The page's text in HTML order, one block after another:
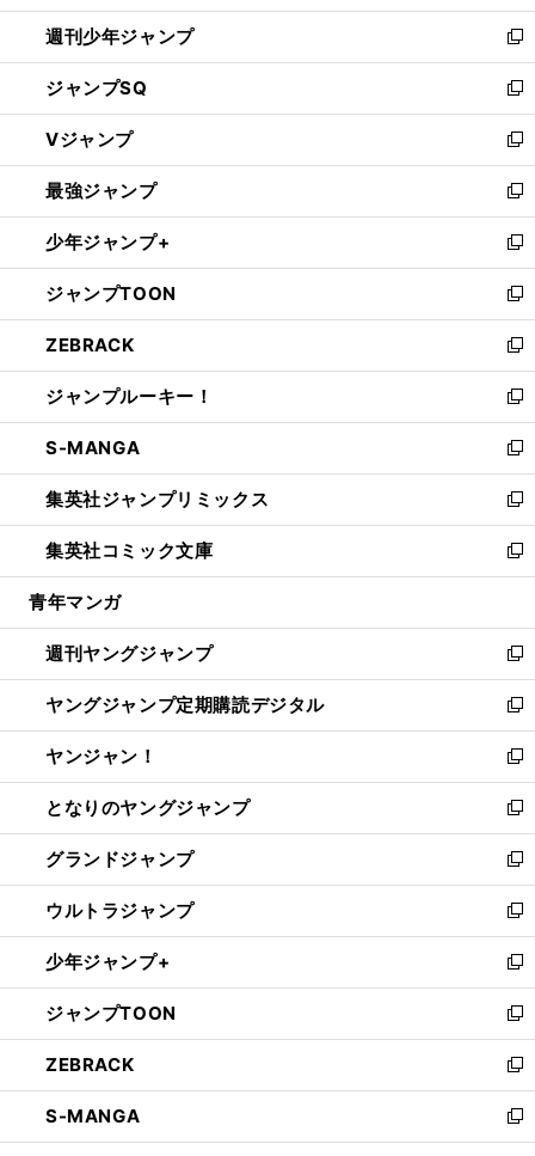
開
く
週刊少年ジャンプ
新
し
い
ウ
ィ
ン
ド
ウ
で
開
く
ジャンプSQ
新
し
い
ウ
ィ
ン
ド
ウ
で
開
く
Vジャンプ
新
し
い
ウ
ィ
ン
ド
ウ
で
開
く
最強ジャンプ
新
し
い
ウ
ィ
ン
ド
ウ
で
開
く
少年ジャンプ+
新
し
い
ウ
ィ
ン
ド
ウ
で
開
く
ジャンプTOON
新
し
い
ウ
ィ
ン
ド
ウ
で
開
く
ZEBRACK
新
し
い
ウ
ィ
ン
ド
ウ
で
開
ジャンプルーキー！
新
し
い
ウ
ィ
ン
ド
ウ
開
く
S-MANGA
新
し
い
ウ
ィ
ン
ウ
で
開
く
集英社ジャンプリミックス
新
し
い
ウ
ン
ド
ウ
で
開
く
集英社コミック文庫
新
し
ウ
ィ
ン
ド
ウ
で
開
く
青年マンガ
週刊ヤングジャンプ
新
し
い
ウ
ィ
ン
ド
ウ
で
開
く
ヤングジャンプ定期購読デジタル
新
し
い
ウ
ィ
ン
ド
ウ
で
開
く
ヤンジャン！
新
し
い
ウ
ィ
ン
ド
ウ
で
開
く
となりのヤングジャンプ
新
し
い
ウ
ィ
ン
ド
ウ
で
開
く
グランドジャンプ
新
し
い
ウ
ィ
ン
ド
ウ
で
開
く
ウルトラジャンプ
新
し
い
ウ
ィ
ン
ド
ウ
で
開
少年ジャンプ+
新
し
い
ウ
ィ
ン
ド
ウ
ジャンプTOON
新
し
い
ウ
ィ
ン
ZEBRACK
新
し
い
ウ
S-MANGA
新
し